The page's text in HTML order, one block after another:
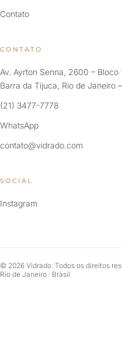
Contato
CONTATO
Av. Ayrton Senna, 2600 – Bloco
Barra da Tijuca, Rio de Janeiro
(21) 3477-7778
WhatsApp
contato@vidrado.com
SOCIAL
Instagram
© 2026 Vidrado. Todos os direitos
Rio de Janeiro · Brasil